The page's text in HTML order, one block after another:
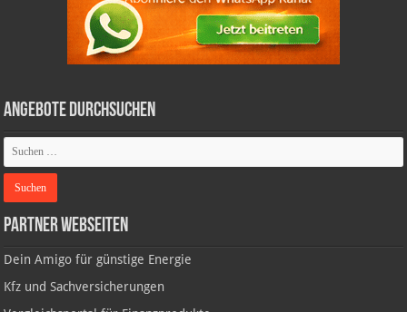
Angebote durchsuchen
Partner Webseiten
Dein Amigo für günstige Energie
Kfz und Sachversicherungen